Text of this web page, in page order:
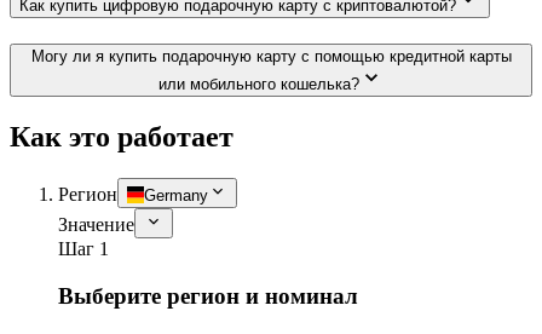
Как купить цифровую подарочную карту с криптовалютой?
Могу ли я купить подарочную карту с помощью кредитной карты
или мобильного кошелька?
Как это работает
Регион Germany
Значение
Шаг 1
Выберите регион и номинал